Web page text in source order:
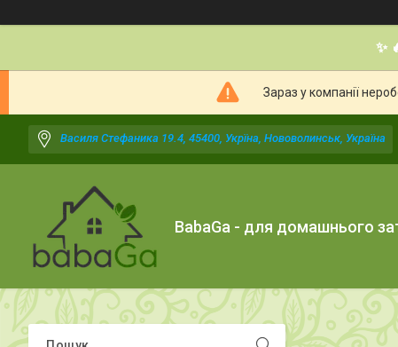
✨
Зараз у компанії
Василя Стефаника 19.4, 45400, Укрїна, Нововолинськ, Україна
BabaGa - для домашнього